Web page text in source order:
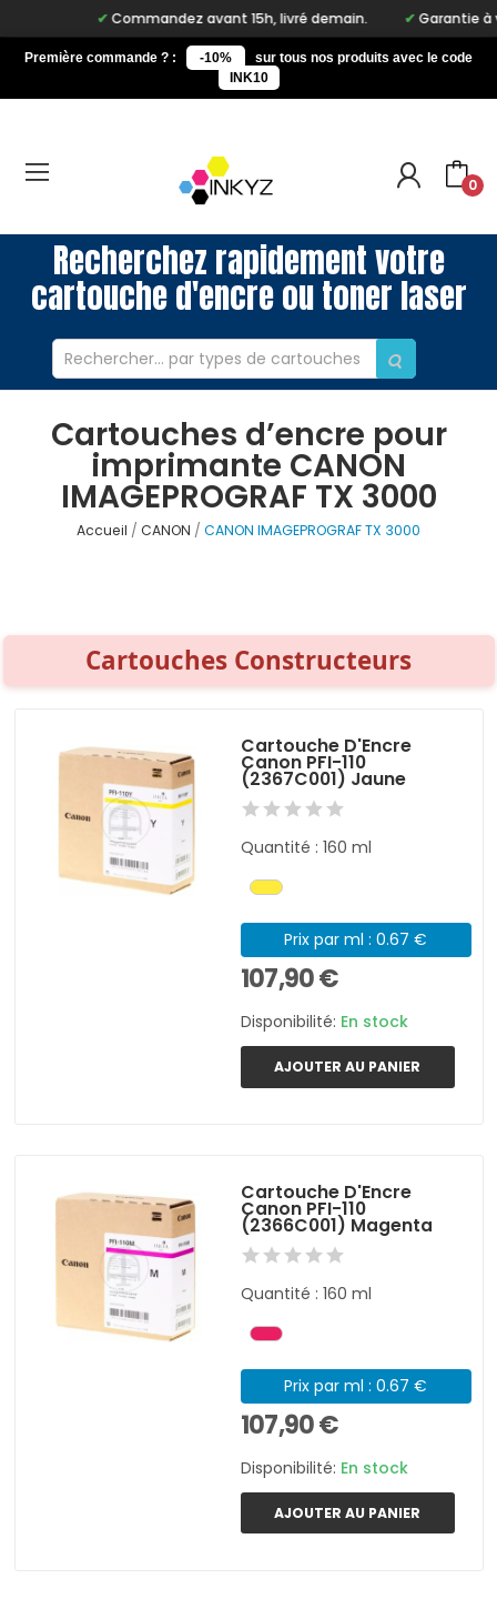
Commandez avant 15h, livré demain. Garantie à vie
Première commande ? : -10%
sur tous nos produits avec le code
INK10
0
Recherchez rapidement votre
cartouche d'encre ou toner laser
Cartouches d’encre pour
imprimante CANON
IMAGEPROGRAF TX 3000
Accueil CANON CANON IMAGEPROGRAF TX 3000
Cartouches Constructeurs
Cartouche D'Encre
Canon PFI-110
(2367C001) Jaune
Quantité : 160 ml
Prix par ml : 0.67 €
107,90 €
Disponibilité: En stock
AJOUTER AU PANIER
Cartouche D'Encre
Canon PFI-110
(2366C001) Magenta
Quantité : 160 ml
Prix par ml : 0.67 €
107,90 €
Disponibilité: En stock
AJOUTER AU PANIER